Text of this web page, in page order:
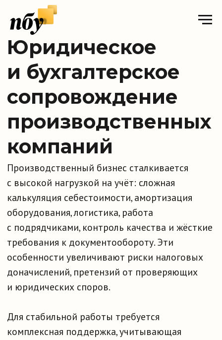
Юридическое
и бухгалтерское
сопровождение
производственных
компаний
Записаться
Производственный бизнес сталкивается
с высокой нагрузкой на учёт: сложная
калькуляция себестоимости, амортизация
оборудования, логистика, работа
с подрядчиками, контроль качества и жёсткие
требования к документообороту. Эти
особенности увеличивают риски налоговых
доначислений, претензий от проверяющих
и юридических споров.
Для стабильной работы требуется
комплексная поддержка, учитывающая
специфику производства. Мы оказываем
полное юридическое и бухгалтерское
сопровождение промышленных
предприятий — от составления договоров
до восстановления учёта и налогового аудита.